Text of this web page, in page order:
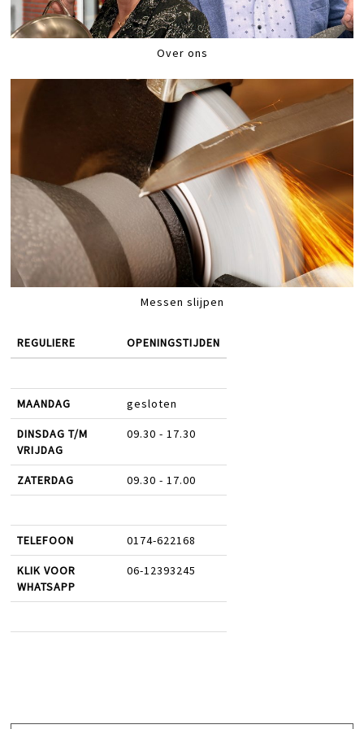
Over ons
Messen slijpen
REGULIERE OPENINGSTIJDEN
MAANDAG gesloten
DINSDAG T/M
VRIJDAG
09.30 - 17.30
ZATERDAG 09.30 - 17.00
TELEFOON 0174-622168
KLIK VOOR
WHATSAPP
06-12393245